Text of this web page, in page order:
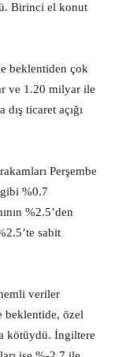
Birinci el konut
beklentiden çok
ve 1.20 milyar ile
ticaret açığı
Perşembe
%0.7
%2.5’den
sabit
veriler
beklentide, özel
kötüydü. İngiltere